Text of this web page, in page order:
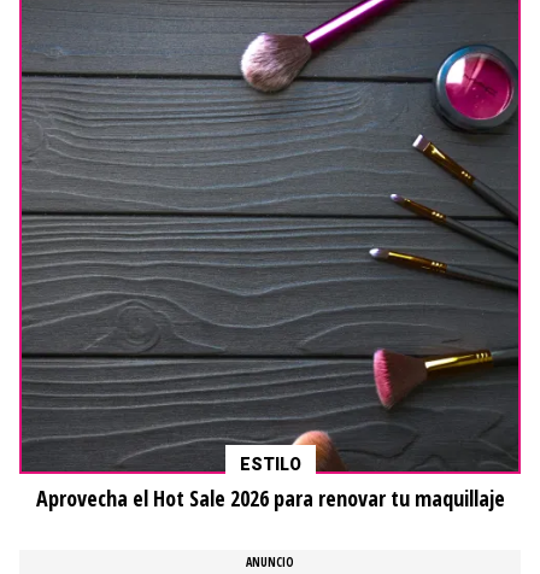
ESTILO
Aprovecha el Hot Sale 2026 para renovar tu maquillaje